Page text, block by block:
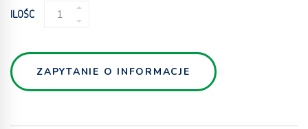
ILOŚĆ
SYSTEM
POWLEKANIA
ZAPYTANIE O INFORMACJE